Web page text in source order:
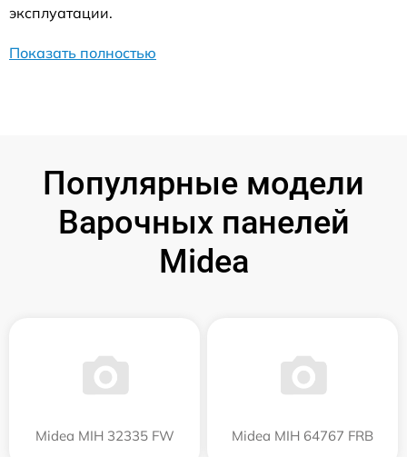
эксплуатации.
Показать полностью
Популярные модели
Варочных панелей
Midea
Midea MIH 32335 FW Midea MIH 64767 FRB